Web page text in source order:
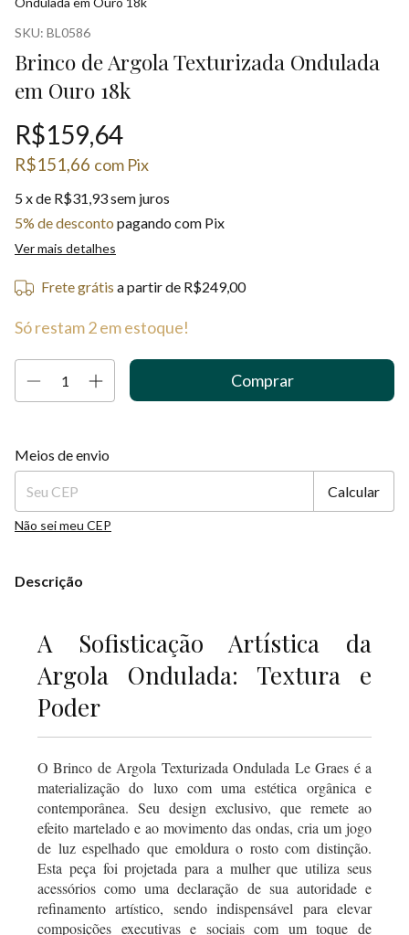
SKU: BL0586
Brinco de Argola Texturizada Ondulada
em Ouro 18k
R$159,64
R$151,66 com Pix
5x de R$31,93sem juros
5% de desconto pagando com Pix
Ver mais detalhes
Frete grátis a partir de R$249,00
Só restam2em estoque!
Entregas para o CEP:
Meios de envio
Calcular
Não sei meu CEP
Descrição
A Sofisticação Artística da
Argola Ondulada: Textura e
Poder
O Brinco de Argola Texturizada Ondulada Le Graes é a
materialização do luxo com uma estética orgânica e
contemporânea. Seu design exclusivo, que remete ao
efeito martelado e ao movimento das ondas, cria um jogo
de luz espelhado que emoldura o rosto com distinção.
Esta peça foi projetada para a mulher que utiliza seus
acessórios como uma declaração de sua autoridade e
refinamento artístico, sendo indispensável para elevar
composições executivas e sociais com um toque de